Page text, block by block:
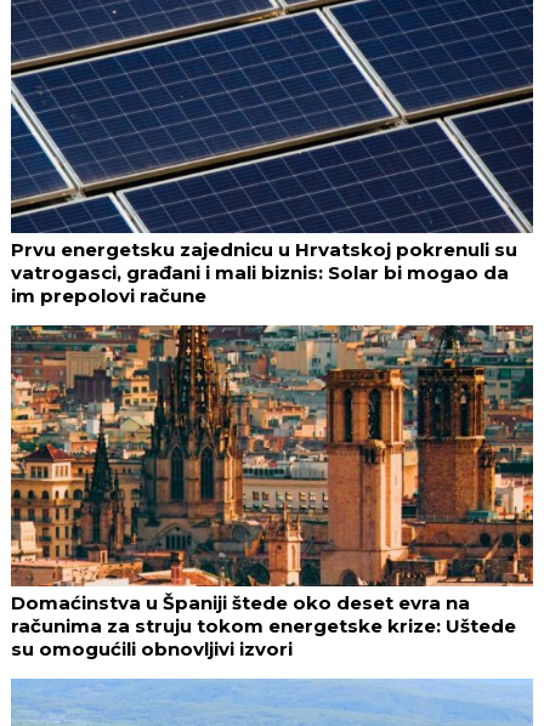
Prvu energetsku zajednicu u Hrvatskoj pokrenuli su
vatrogasci, građani i mali biznis: Solar bi mogao da
im prepolovi račune
Domaćinstva u Španiji štede oko deset evra na
računima za struju tokom energetske krize: Uštede
su omogućili obnovljivi izvori